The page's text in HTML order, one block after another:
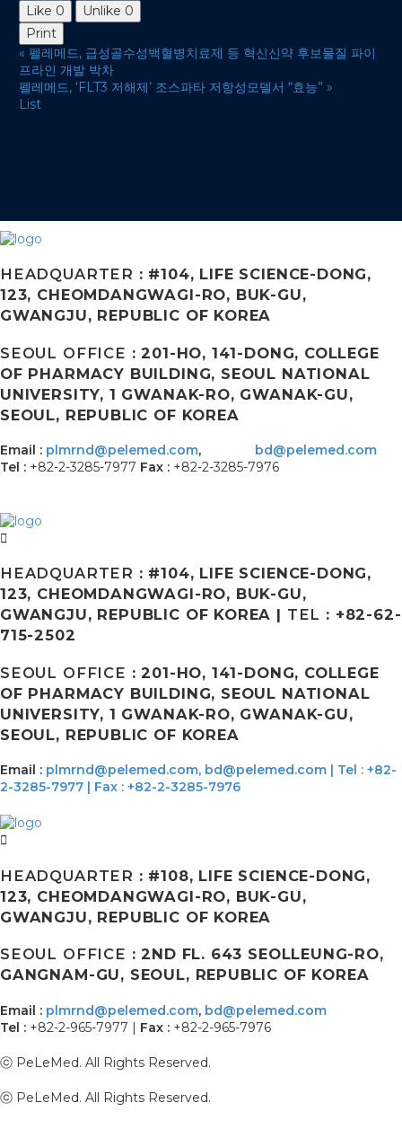
Like 0 Unlike 0
Print
« 펠레메드, 급성골수성백혈병치료제 등 혁신신약 후보물질 파이
프라인 개발 박차
펠레메드, ‘FLT3 저해제’ 조스파타 저항성모델서 “효능” »
List
HEADQUARTER : #104, LIFE SCIENCE-DONG,
123, CHEOMDANGWAGI-RO, BUK-GU,
GWANGJU, REPUBLIC OF KOREA
SEOUL OFFICE : 201-HO, 141-DONG, COLLEGE
OF PHARMACY BUILDING, SEOUL NATIONAL
UNIVERSITY, 1 GWANAK-RO, GWANAK-GU,
SEOUL, REPUBLIC OF KOREA
Email : plmrnd@pelemed.com,
bd@pelemed.com
Tel : +82-2-3285-7977 Fax : +82-2-3285-7976
HEADQUARTER : #104, LIFE SCIENCE-DONG,
123, CHEOMDANGWAGI-RO, BUK-GU,
GWANGJU, REPUBLIC OF KOREA | TEL : +82-62-
715-2502
SEOUL OFFICE : 201-HO, 141-DONG, COLLEGE
OF PHARMACY BUILDING, SEOUL NATIONAL
UNIVERSITY, 1 GWANAK-RO, GWANAK-GU,
SEOUL, REPUBLIC OF KOREA
Email : plmrnd@pelemed.com, bd@pelemed.com
Tel : +82-
2-3285-7977 | Fax : +82-2-3285-7976
HEADQUARTER : #108, LIFE SCIENCE-DONG,
123, CHEOMDANGWAGI-RO, BUK-GU,
GWANGJU, REPUBLIC OF KOREA
SEOUL OFFICE : 2ND FL. 643 SEOLLEUNG-RO,
GANGNAM-GU, SEOUL, REPUBLIC OF KOREA
Email : plmrnd@pelemed.com, bd@pelemed.com
Tel : +82-2-965-7977 | Fax : +82-2-965-7976
ⓒ PeLeMed. All Rights Reserved.
ⓒ PeLeMed. All Rights Reserved.